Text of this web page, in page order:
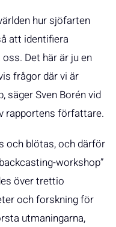
hur sjöfarten
att identifiera
Det här är ju en
frågor där vi är
säger Sven Borén vid
rapportens författare.
och blötas, och därför
workshop”
över trettio
och forskning för
utmaningarna,